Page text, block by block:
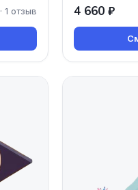
· 1 отзыв
экзаменам и
4 660 ₽